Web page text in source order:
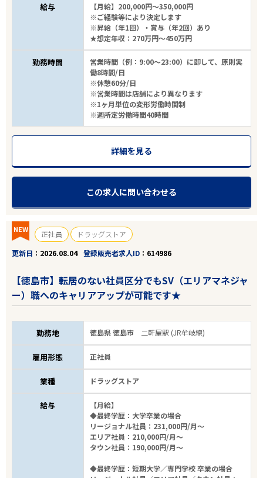
給与
【月給】200,000円～350,000円
※ご経験等により決定します
※昇給（年1回）・賞与（年2回）あり
★想定年収：270万円～450万円
勤務時間
営業時間（例：9:00～23:00）に即して、原則実
働8時間/日
※休憩60分/日
※営業時間は店舗により異なります
※1ヶ月単位の変形労働時間制
※週所定労働時間40時間
詳細を見る
この求人に問い合わせる
NEW 正社員
ドラッグストア
更新日
2026.08.04 登録販売者求人ID 614986
【徳島市】転居のない社員区分でもSV（エリアマネジャ
ー）職へのキャリアアップが可能です★
勤務地 徳島県 徳島市 二軒屋駅 (JR牟岐線)
雇用形態 正社員
業種 ドラッグストア
給与
【月給】
◆最終学歴：大学卒業の場合
リージョナル社員：231,000円/月～
エリア社員：210,000円/月～
タウン社員：190,000円/月～
◆最終学歴：短期大学／専門学校 卒業の場合